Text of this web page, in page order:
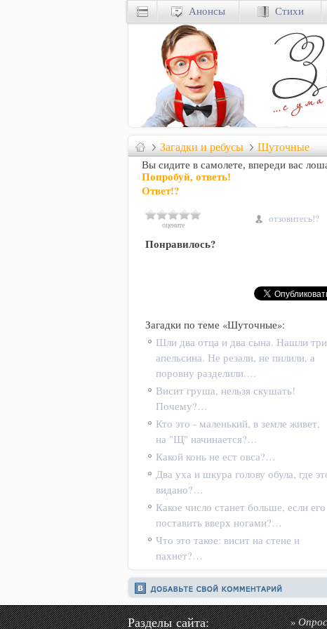
Загадки и ребусы Шуточные
Вы сидите в самолете, впереди вас
Попробуй, ответь!
Ответ!?
оцените отзовитесь!?
Понравилось?
Загадки по теме «Шуточные»:
Шли два отца и два сына. Нашли три
апельсина. Не резали, не пилили, а
поровну разделили.…
Висит груша, нельзя скушать!
Почему?…
Кто это - маленький, в земле живет,
на "Щ" начинается?…
Какой конь не ест овса?…
Два уха и шкура голову обула, где
видано?…
Какое число станет больше, если его
поставить вверх ногами?…
Что это такое: висит на стене и
пахнет?…
Анонсы Стихи
Разделы сайта: »